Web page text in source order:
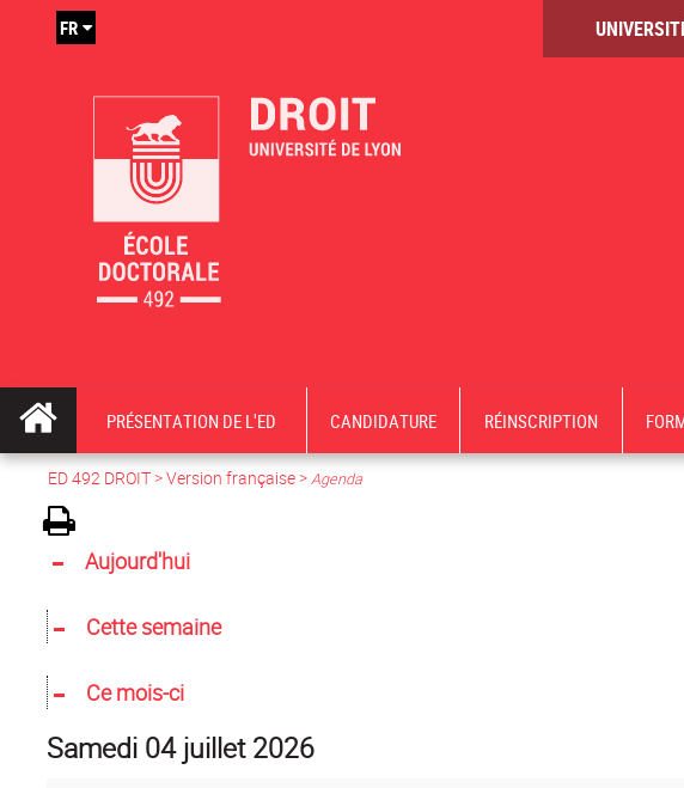
FR
PRÉSENTATION DE L'ED CANDIDATURE RÉINSCRIPTION
ED 492 DROIT>Version française>Agenda
Aujourd'hui
Cette semaine
Ce mois-ci
samedi 04 juillet 2026